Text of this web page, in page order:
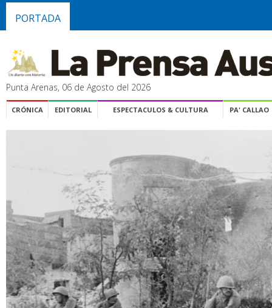
PORTADA
Punta Arenas, 06 de Agosto del 2026
CRÓNICA EDITORIAL ESPECTACULOS & CULTURA PA' CALLAO